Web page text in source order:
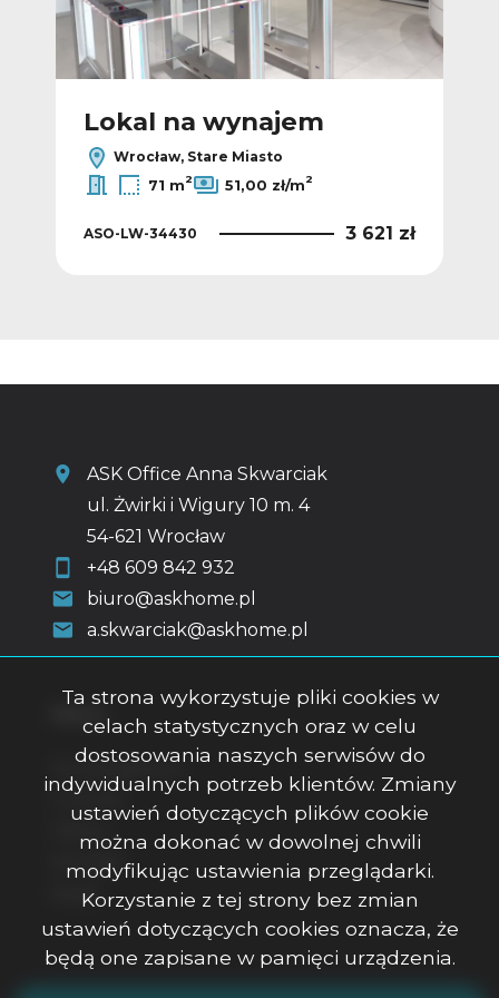
Lokal na wynajem
Wrocław, Stare Miasto
71 m2 51,00 zł/m2
ASO-LW-34430 3 621 zł
ASK Office Anna Skwarciak
ul. Żwirki i Wigury 10 m. 4
54-621 Wrocław
+48 609 842 932
biuro@askhome.pl
a.skwarciak@askhome.pl
Strona główna
O firmie
Kontakt
Rodo
Ta strona wykorzystuje pliki cookies w
celach statystycznych oraz w celu
dostosowania naszych serwisów do
indywidualnych potrzeb klientów. Zmiany
ustawień dotyczących plików cookie
można dokonać w dowolnej chwili
modyfikując ustawienia przeglądarki.
Korzystanie z tej strony bez zmian
ustawień dotyczących cookies oznacza, że
będą one zapisane w pamięci urządzenia.